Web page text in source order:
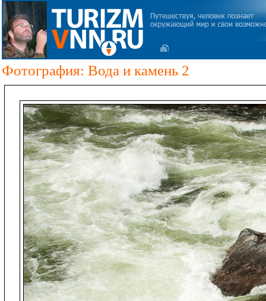
Фотография: Вода и камень 2